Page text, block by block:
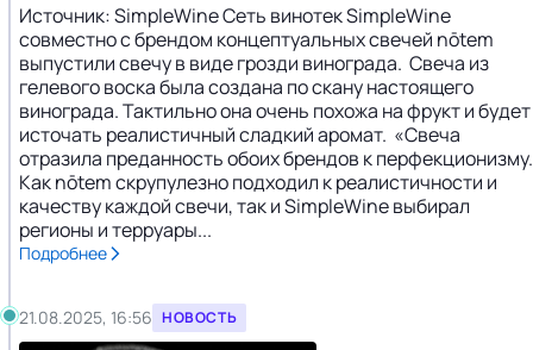
Источник: SimpleWine Сеть винотек SimpleWine
совместно с брендом концептуальных свечей nōtem
выпустили свечу в виде грозди винограда. Свеча из
гелевого воска была создана по скану настоящего
винограда. Тактильно она очень похожа на фрукт и будет
источать реалистичный сладкий аромат. «Свеча
отразила преданность обоих брендов к перфекционизму.
Как nōtem скрупулезно подходил к реалистичности и
качеству каждой свечи, так и SimpleWine выбирал
регионы и терруары...
Подробнее
21.08.2025, 16:56 НОВОСТЬ